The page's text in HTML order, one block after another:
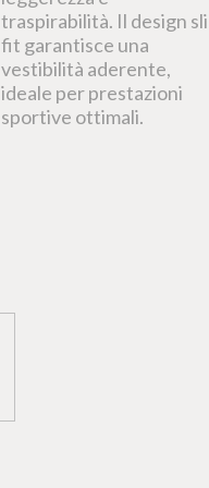
traspirabilità. Il design
fit garantisce una
vestibilità aderente,
ideale per prestazioni
sportive ottimali.